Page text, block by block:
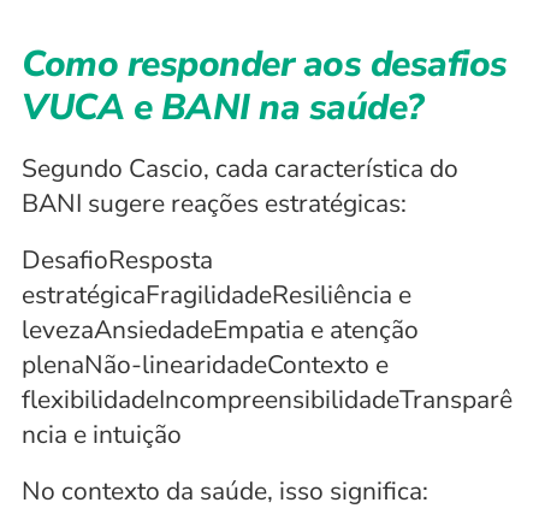
Como responder aos desafios
VUCA e BANI na saúde?
Segundo Cascio, cada característica do
BANI sugere reações estratégicas:
DesafioResposta
estratégicaFragilidadeResiliência e
levezaAnsiedadeEmpatia e atenção
plenaNão-linearidadeContexto e
flexibilidadeIncompreensibilidadeTransparê
ncia e intuição
No contexto da saúde, isso significa: